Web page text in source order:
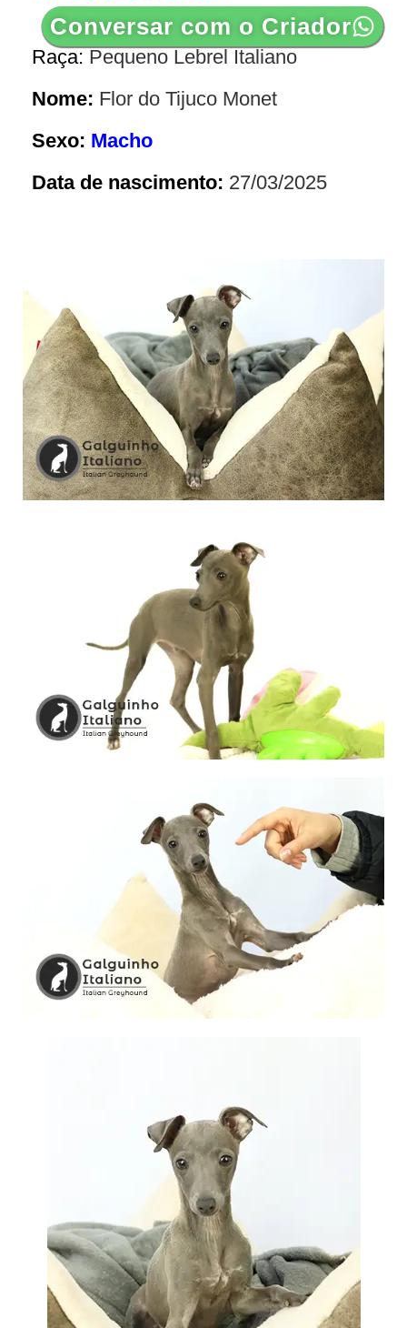
Conversar com o Criador
Raça: Pequeno Lebrel Italiano
Nome: Flor do Tijuco Monet
Sexo: Macho
Data de nascimento: 27/03/2025